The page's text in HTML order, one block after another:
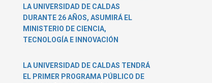
LA UNIVERSIDAD DE CALDAS
DURANTE 26 AÑOS, ASUMIRÁ EL
MINISTERIO DE CIENCIA,
TECNOLOGÍA E INNOVACIÓN
LA UNIVERSIDAD DE CALDAS TENDRÁ
EL PRIMER PROGRAMA PÚBLICO DE